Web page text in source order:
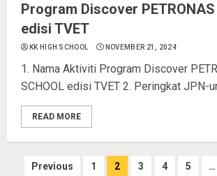
Program Discover PETRONAS
edisi TVET
KK HIGH SCHOOL NOVEMBER 21, 2024
1. Nama Aktiviti Program Discover
SCHOOL edisi TVET 2. Peringkat JPN-
READ MORE
Previous 1 2 3 4 5 …